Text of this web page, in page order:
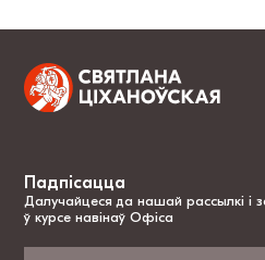
Падпісацца
Далучайцеся да нашай рассылкі і
ў курсе навінаў Офіса